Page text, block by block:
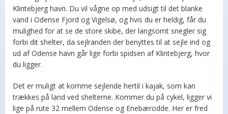
Klintebjerg havn. Du vil vågne op med udsigt til det blanke
vand i Odense Fjord og Vigelsø, og hvis du er heldig, får du
mulighed for at se de store skibe, der langsomt snegler sig
forbi dit shelter, da sejlranden der benyttes til at sejle ind og
ud af Odense havn går lige forbi spidsen af Klintebjerg, hvor
du ligger.
Det er muligt at komme sejlende hertil i kajak, som kan
trækkes på land ved shelterne. Kommer du på cykel, ligger vi
lige på rute 32 mellem Odense og Enebærodde. Her er fred